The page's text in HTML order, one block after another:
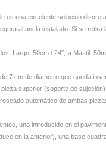
es una excelente solución
al ancla instalado. Si se
Largo: 50cm / 24″, ø Mástil:
7 cm de diámetro que queda
superior (soporte de
automático de ambas
uno introducido en el
en la anterior), una base